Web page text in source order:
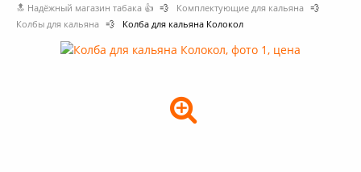
Обзоры табака Fresh Track
Табак для кальяна
Уголь для кальяна
Комплектующие для кальяна
🔝 Надёжный магазин табака 👍 💨 Комплектующие для кальяна 💨
Колбы для кальяна 💨 Колба для кальяна Колокол